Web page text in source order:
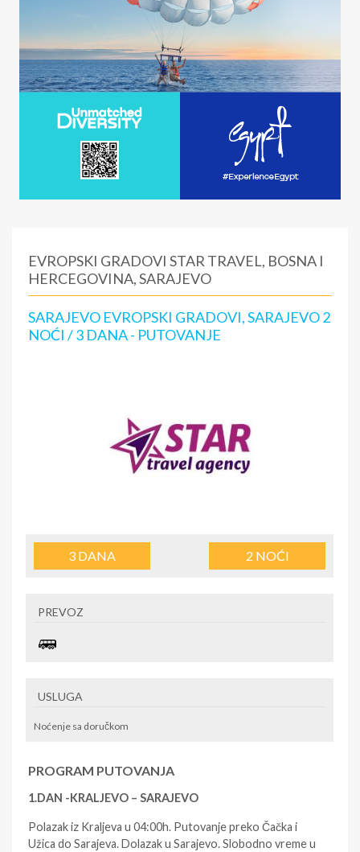
EVROPSKI GRADOVI STAR TRAVEL, BOSNA I
HERCEGOVINA, SARAJEVO
SARAJEVO EVROPSKI GRADOVI, SARAJEVO 2
NOĆI / 3 DANA - PUTOVANJE
3 DANA 2 NOĆI
PREVOZ
USLUGA
Noćenje sa doručkom
PROGRAM PUTOVANJA
1.DAN -KRALJEVO – SARAJEVO
Polazak iz Kraljeva u 04:00h. Putovanje preko Čačka i
Užica do Sarajeva. Dolazak u Sarajevo. Slobodno vreme u